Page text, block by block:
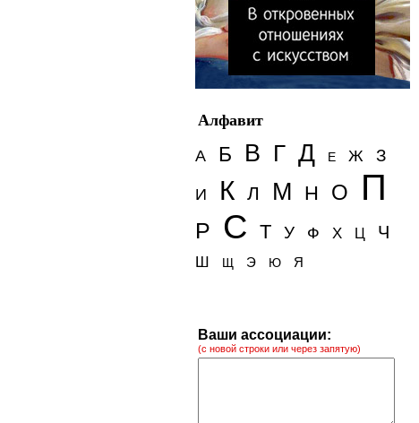
Алфавит
А
Б В Г Д Е Ж З
И К Л М Н О П
Р С Т У Ф Х Ц Ч
Ш Щ Э Ю Я
Ваши ассоциации:
(с новой строки или через запятую)